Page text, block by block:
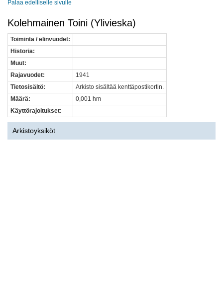
Palaa edelliselle sivulle
Kolehmainen Toini (Ylivieska)
Toiminta / elinvuodet:
Historia:
Muut:
Rajavuodet:
1941
Tietosisältö:
Arkisto sisältää kenttäpostikortin.
Määrä:
0,001 hm
Käyttörajoitukset:
Arkistoyksiköt